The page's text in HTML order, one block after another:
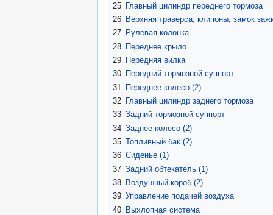
25 Главный цилиндр переднего тормоза
26 Верхняя траверса, клипоны, замок
27 Рулевая колонка
28 Переднее крыло
29 Передняя вилка
30 Передний тормозной суппорт
31
Переднее колесо (2)
32 Главный цилиндр заднего тормоза
33 Задний тормозной суппорт
34 Заднее колесо (2)
35 Топливный бак (2)
36 Сиденье (1)
37 Задний обтекатель (1)
38 Воздушный короб (2)
39 Управление подачей воздуха
40 Выхлопная система